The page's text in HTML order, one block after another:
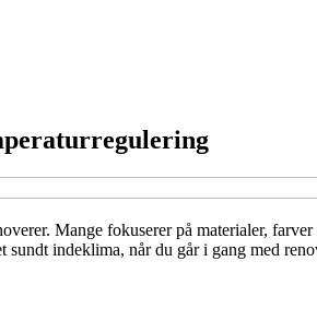
Mange fokuserer på materialer,
indeklima, når du går i gang med